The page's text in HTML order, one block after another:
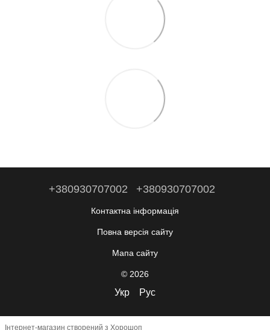
+380930707002 +380930707002
Контактна інформація
Повна версія сайту
Мапа сайту
© 2026
Укр Рус
Інтернет-магазин створений з Хорошоп